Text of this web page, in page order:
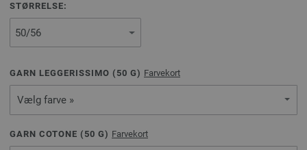
STØRRELSE:
GARN LEGGERISSIMO ( 50 G) Farvekort
Vælg farve »
GARN COTONE ( 50 G) Farvekort